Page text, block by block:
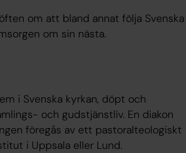
om att bland annat följa Svenska
om sin nästa.
i Svenska kyrkan, döpt och
och gudstjänstliv. En diakon
föregås av ett pastoralteologiskt
i Uppsala eller Lund.